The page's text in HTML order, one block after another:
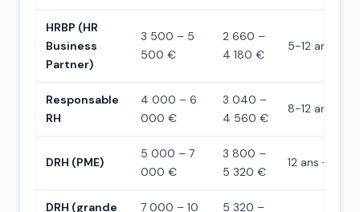
HRBP (HR
Business
Partner)
3 500 – 5
500 €
2 660 –
4 180 €
5-12 ans
Responsable
RH
4 000 – 6
000 €
3 040 –
4 560 €
8-12 ans
DRH (PME)
5 000 – 7
000 €
3 800 –
5 320 €
12 ans +
DRH (grande
7 000 – 10
5 320 –